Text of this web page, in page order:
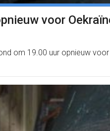
voor
om 19.00 uur opnieuw